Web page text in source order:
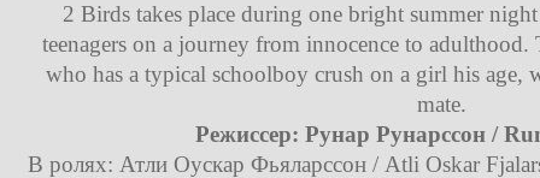
2 Birds takes place during one bright summer
teenagers on a journey from innocence to
who has a typical schoolboy crush on a girl his age,
mate.
Режиссер: Рунар Рунарссон /
В ролях: Атли Оускар Фьяларссон / Atli Oskar